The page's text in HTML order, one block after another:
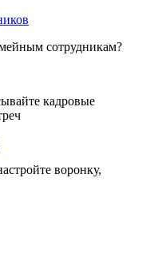
сотрудникам?
кадровые
воронку,